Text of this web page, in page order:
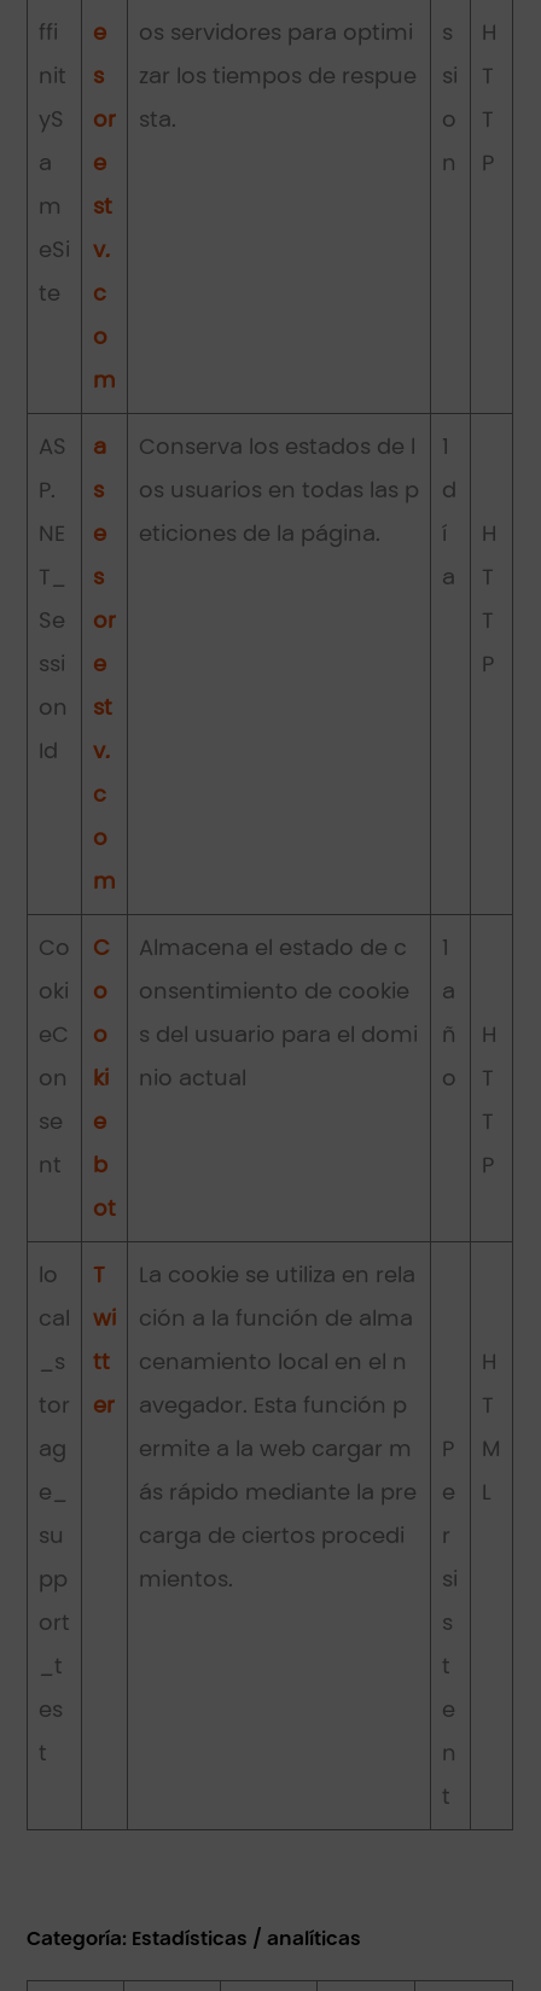
ffi
nit
yS
a
m
eSi
te
e
s
or
e
st
v.
c
o
m
os servidores para optimi
zar los tiempos de respue
sta.
s
si
o
n
H
T
T
P
AS
P.
NE
T_
Se
ssi
on
Id
a
s
e
s
or
e
st
v.
c
o
m
Conserva los estados de l
os usuarios en todas las p
eticiones de la página.
1
d
í
a
H
T
T
P
Co
oki
eC
on
se
nt
C
o
o
ki
e
b
ot
Almacena el estado de c
onsentimiento de cookie
s del usuario para el domi
nio actual
1
a
ñ
o
H
T
T
P
lo
cal
_s
tor
ag
e_
su
pp
ort
_t
es
t
T
wi
tt
er
La cookie se utiliza en rela
ción a la función de alma
cenamiento local en el n
avegador. Esta función p
ermite a la web cargar m
ás rápido mediante la pre
carga de ciertos procedi
mientos.
P
e
r
si
s
t
e
n
t
H
T
M
L
Categoría: Estadísticas / analíticas